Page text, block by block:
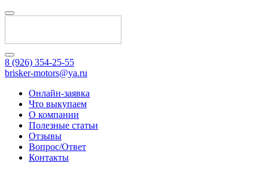
8 (926) 354-25-55
brisker-motors@ya.ru
Онлайн-заявка
Что выкупаем
О компании
Полезные статьи
Отзывы
Вопрос/Ответ
Контакты